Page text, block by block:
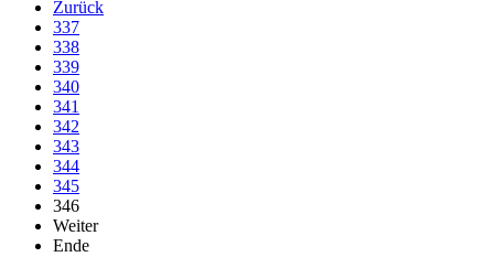
Zurück
337
338
339
340
341
342
343
344
345
346
Weiter
Ende